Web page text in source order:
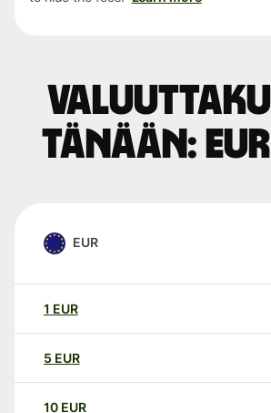
tänään: EUR
EUR
1 EUR
5 EUR
10 EUR